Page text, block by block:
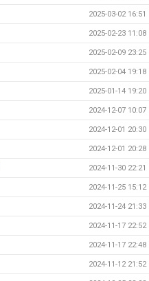
2025-03-02 16:51
2025-02-23 11:08
2025-02-09 23:25
2025-02-04 19:18
2025-01-14 19:20
2024-12-07 10:07
2024-12-01 20:30
2024-12-01 20:28
2024-11-30 22:21
2024-11-25 15:12
2024-11-24 21:33
2024-11-17 22:52
2024-11-17 22:48
2024-11-12 21:52